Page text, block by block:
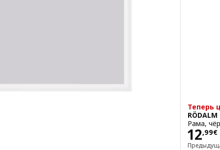
Теперь
RÖDALM
Рама,
12,99€